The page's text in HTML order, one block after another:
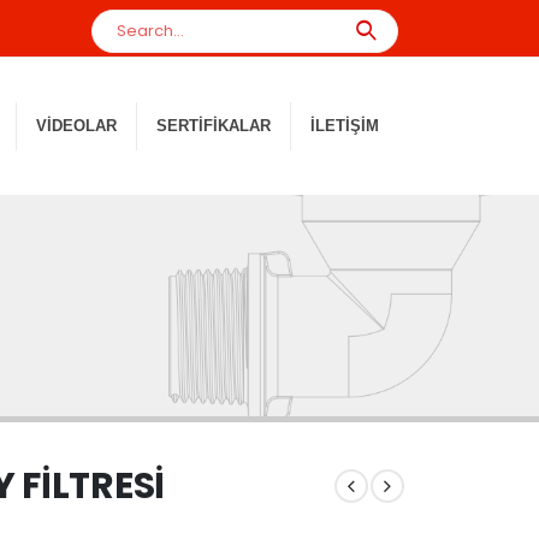
VIDEOLAR SERTIFIKALAR İLETIŞIM